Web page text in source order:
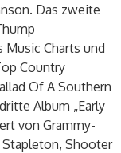
Das zweite
Music Charts und
Country
Of A Southern
Album „Early
von Grammy-
Stapleton, Shooter